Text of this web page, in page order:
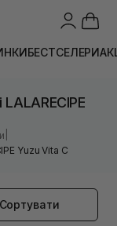
БЕСТСЕЛЕРИ
LALARECIPE
Yuzu Vita C
Сортувати